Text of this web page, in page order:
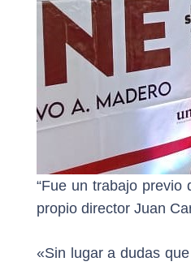
“Fue un trabajo
propio director Juan
«Sin lugar a dudas